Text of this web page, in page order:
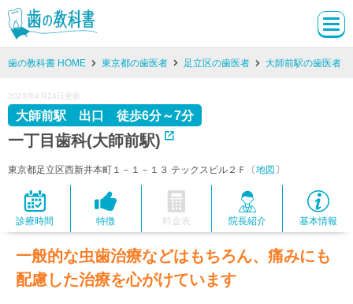
歯の教科書 HOME 東京都の歯医者 足立区の歯医者 大師前駅の歯医者
2023年4月24日更新
一丁目歯科(大師前駅)
大師前駅 出口 徒歩6分～7分
東京都足立区西新井本町１－１－１３ テックスビル２Ｆ〔地図 〕
診療時間 特徴 料金表 院長紹介 基本情報
一般的な虫歯治療などはもちろん、痛みにも
配慮した治療を心がけています